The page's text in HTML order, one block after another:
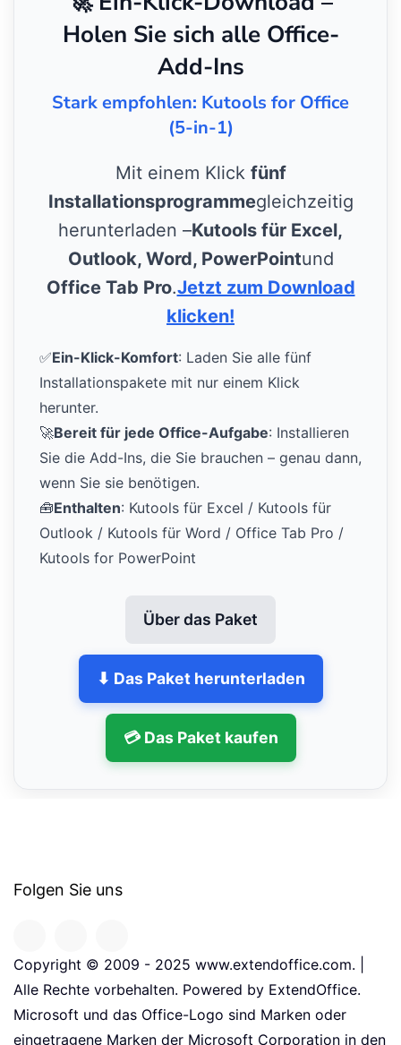
Holen Sie sich alle Office-
Add-Ins
Stark empfohlen: Kutools for Office
(5-in-1)
Mit einem Klick fünf
Installationsprogrammegleichzeitig
herunterladen –Kutools für Excel,
Outlook, Word, PowerPointund
Office Tab Pro.Jetzt zum Download
klicken!
✅Ein-Klick-Komfort: Laden Sie alle fünf
Installationspakete mit nur einem Klick
herunter.
🚀Bereit für jede Office-Aufgabe: Installieren
Sie die Add-Ins, die Sie brauchen – genau dann,
wenn Sie sie benötigen.
🧰Enthalten: Kutools für Excel / Kutools für
Outlook / Kutools für Word / Office Tab Pro /
Kutools for PowerPoint
Über das Paket
⬇ Das Paket herunterladen
💳 Das Paket kaufen
Folgen Sie uns
Copyright © 2009 - 2025 www.extendoffice.com. |
Alle Rechte vorbehalten. Powered by ExtendOffice.
Microsoft und das Office-Logo sind Marken oder
eingetragene Marken der Microsoft Corporation in den